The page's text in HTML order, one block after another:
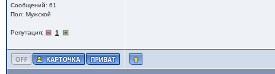
Сообщений: 61
Пол: Мужской
Репутация: 1